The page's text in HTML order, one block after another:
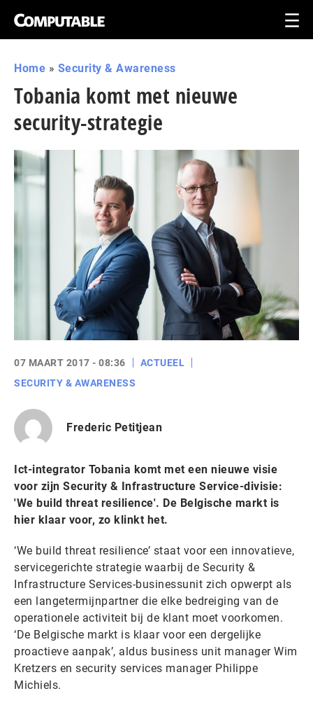
Home » Security & Awareness
Tobania komt met nieuwe
security-strategie
07 MAART 2017 - 08:36
ACTUEEL
SECURITY & AWARENESS
Frederic Petitjean
Ict-integrator Tobania komt met een nieuwe visie
voor zijn Security & Infrastructure Service-divisie:
'We build threat resilience'. De Belgische markt is
hier klaar voor, zo klinkt het.
‘We build threat resilience’ staat voor een innovatieve,
servicegerichte strategie waarbij de Security &
Infrastructure Services-businessunit zich opwerpt als
een langetermijnpartner die elke bedreiging van de
operationele activiteit bij de klant moet voorkomen.
‘De Belgische markt is klaar voor een dergelijke
proactieve aanpak’, aldus business unit manager Wim
Kretzers en security services manager Philippe
Michiels.